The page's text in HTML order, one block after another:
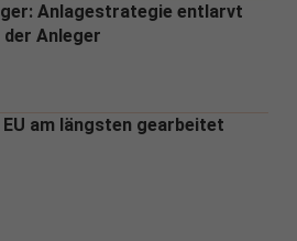
Anlagestrategie entlarvt
Anleger
EU am längsten gearbeitet